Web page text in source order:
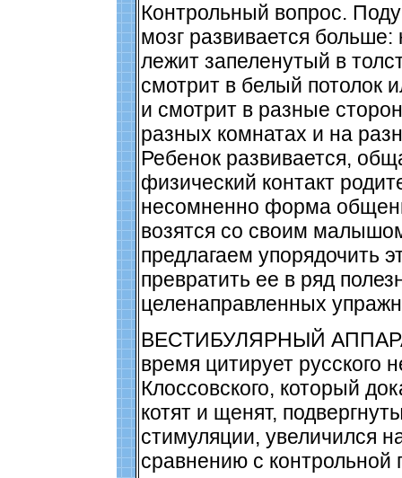
Контрольный вопрос.
мозг развивается больше:
лежит запеленутый в
смотрит в белый потолок
и смотрит в разные
разных комнатах и на
Ребенок развивается,
физический контакт
несомненно форма
возятся со своим
предлагаем упорядочить
превратить ее в ряд
целенаправленных
ВЕСТИБУЛЯРНЫЙ
время цитирует русского
Клоссовского, который
котят и щенят,
стимуляции, увеличился
сравнению с контрольной